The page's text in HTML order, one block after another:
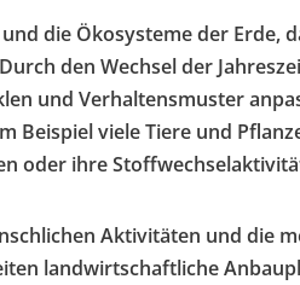
die Ökosysteme der Erde,
den Wechsel der
und Verhaltensmuster
Beispiel viele Tiere und
oder ihre
Aktivitäten und die
landwirtschaftliche